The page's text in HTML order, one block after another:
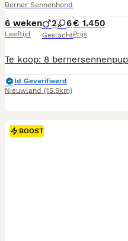
Berner Sennenhond
6 weken
Leeftijd
2 6
Geslacht
€ 1.450
Prijs
Id Geverifieerd
Nieuwland (15.9km)
BOOST